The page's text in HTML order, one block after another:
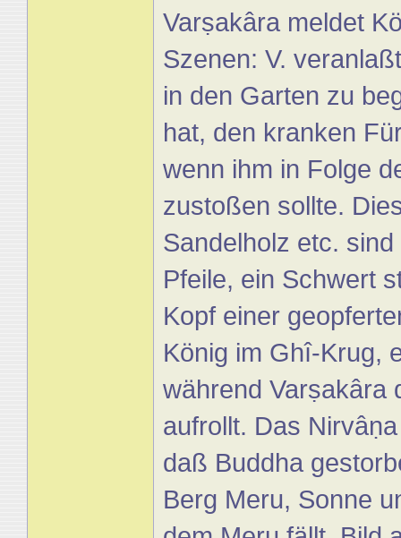
Varṣakâra meldet
Szenen: V.
in den Garten zu
hat, den kranken
wenn ihm in Folge
zustoßen sollte.
Sandelholz etc.
Pfeile, ein Schwert
Kopf einer
König im Ghî-Krug,
während Varṣakâra
aufrollt. Das
daß Buddha
Berg Meru, Sonne